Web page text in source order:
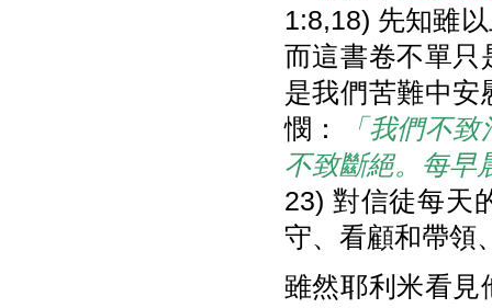
1:8,18) 先知雖
而這書卷不單只
是我們苦難中安
憫：
「我們不
不致斷絕。每早
23) 對信徒每天
守、看顧和帶領
雖然耶利米看見